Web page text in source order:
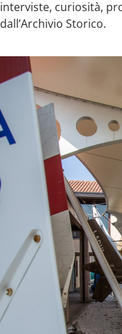
interviste, curiosità,
dall’Archivio Storico.